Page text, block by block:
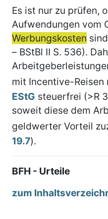
Es ist nur zu prüfen,
Aufwendungen vom
Werbungskosten
– BStBl II S. 536).
mit Incentive-Reisen
EStG steuerfrei (>R
soweit diese dem
geldwerter Vorteil
19.7).
BFH - Urteile
zum